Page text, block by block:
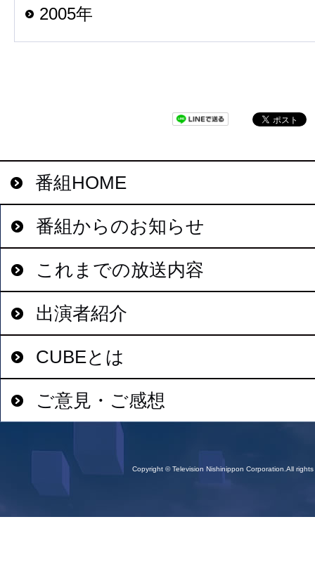
2005年
番組HOME
番組からのお知らせ
これまでの放送内容
出演者紹介
CUBEとは
ご意見・ご感想
Copyright © Television Nishinippon Corporation.All